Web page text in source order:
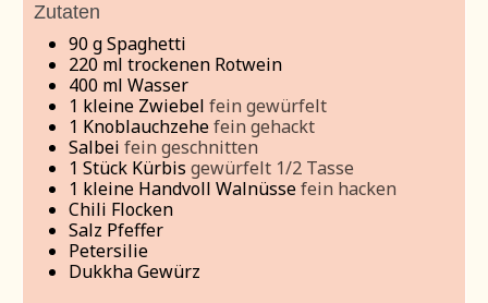
Zutaten
90gSpaghetti
220 ml trockenen Rotwein
400 ml Wasser
1 kleine Zwiebel fein gewürfelt
1 Knoblauchzehefein gehackt
Salbei fein geschnitten
1 Stück Kürbis gewürfelt 1/2 Tasse
1 kleine Handvoll Walnüssefein hacken
Chili Flocken
Salz Pfeffer
Petersilie
Dukkha Gewürz